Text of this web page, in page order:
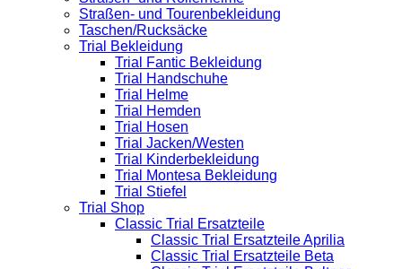
Straßen- und Tourenbekleidung
Taschen/Rucksäcke
Trial Bekleidung
Trial Fantic Bekleidung
Trial Handschuhe
Trial Helme
Trial Hemden
Trial Hosen
Trial Jacken/Westen
Trial Kinderbekleidung
Trial Montesa Bekleidung
Trial Stiefel
Trial Shop
Classic Trial Ersatzteile
Classic Trial Ersatzteile Aprilia
Classic Trial Ersatzteile Beta